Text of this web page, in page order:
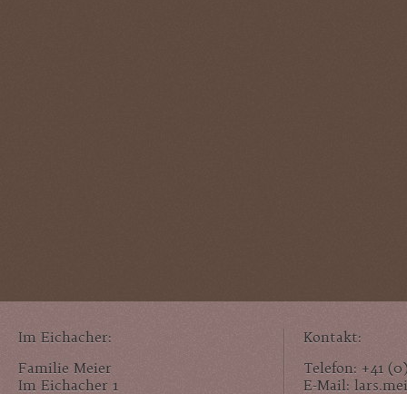
Im Eichacher:
Familie Meier
Im Eichacher 1
Kontakt:
Telefon: +41
E-Mail: